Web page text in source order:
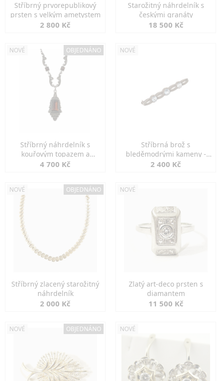
Stříbrný prvorepublikový
prsten s velkým ametystem
2 800 Kč
Starožitný náhrdelník s
českými granáty
18 500 Kč
NOVÉ OBJEDNÁNO
Stříbrný náhrdelník s
kouřovým topazem a
markazity
4 700 Kč
NOVÉ
Stříbrná brož s
bleděmodrými kameny -
jemná elegance
2 400 Kč
NOVÉ OBJEDNÁNO
Stříbrný zlacený starožitný
náhrdelník
2 000 Kč
NOVÉ
Zlatý art-deco prsten s
diamantem
11 500 Kč
NOVÉ OBJEDNÁNO NOVÉ